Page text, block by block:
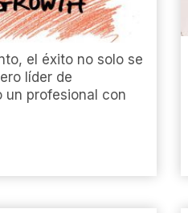
el éxito no solo se
líder de
un profesional con